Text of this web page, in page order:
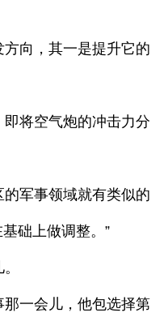
向，其一是提升它的
将空气炮的冲击力分
军事领域就有类似的
础上做调整。”
一会儿，他包选择第